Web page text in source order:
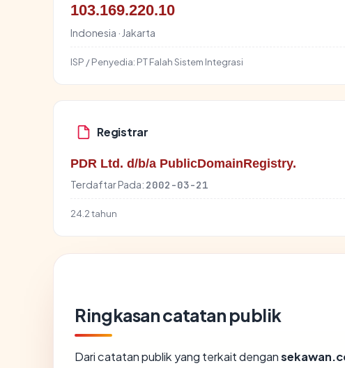
103.169.220.10
Indonesia · Jakarta
ISP / Penyedia: PT Falah Sistem Integrasi
Registrar
PDR Ltd. d/b/a PublicDomainRegistry.
Terdaftar Pada: 2002-03-21
24.2 tahun
Ringkasan catatan publik
Dari catatan publik yang terkait dengan